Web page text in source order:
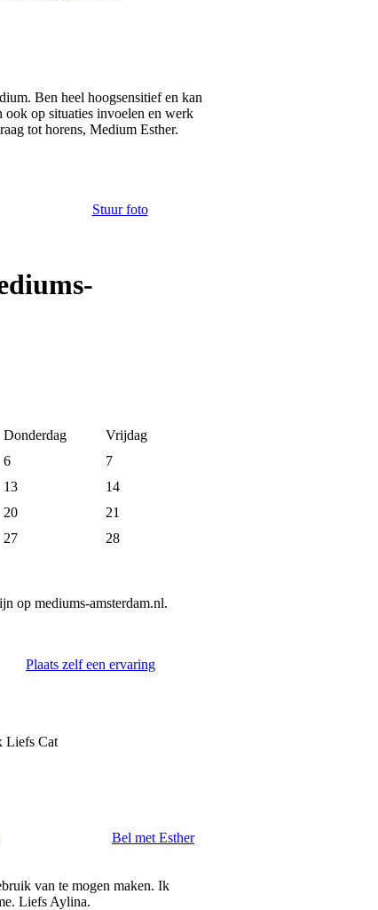
Ben heel hoogsensitief en kan
ook op situaties invoelen en werk
tot horens, Medium Esther.
Stuur foto
Donderdag
Vrijdag
6
7
13
14
20
21
27
28
op mediums-amsterdam.nl.
Plaats zelf een ervaring
Liefs Cat
Bel met Esther
van te mogen maken. Ik
Liefs Aylina.